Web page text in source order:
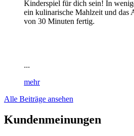
Kinderspiel für dich sein! In
ein kulinarische Mahlzeit und das
von 30 Minuten fertig.
...
mehr
Alle Beiträge ansehen
Kundenmeinungen